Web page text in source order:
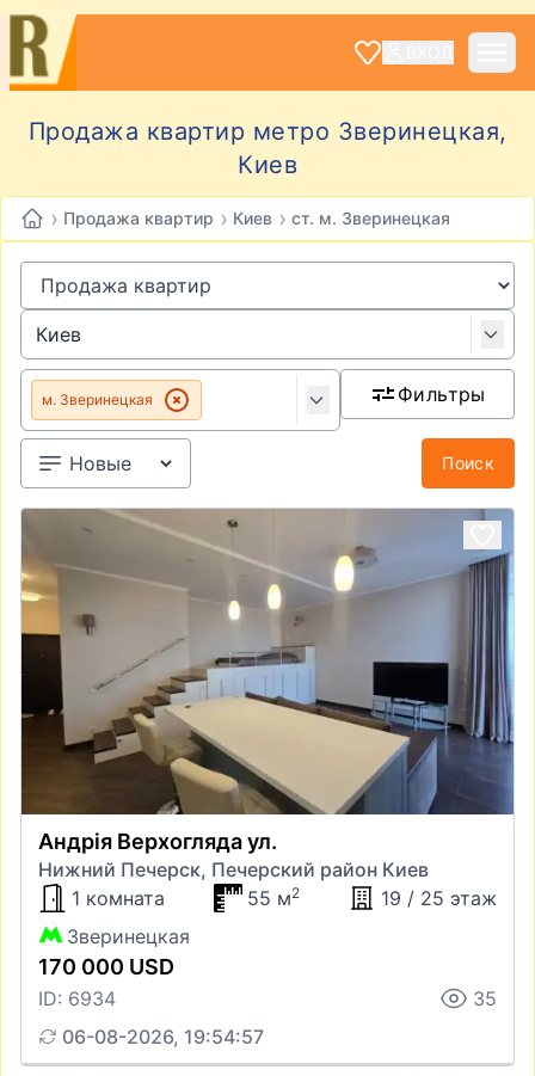
Продажа квартир метро Зверинецкая,
Киев
› Продажа квартир › Киев › ст. м. Зверинецкая
м. Зверинецкая Фильтры
Поиск
Андрія Верхогляда ул.
Нижний Печерск, Печерский район Киев
1 комната
55 м2
19 / 25 этаж
Зверинецкая
170 000 USD
ID: 6934
35
06-08-2026, 19:54:57